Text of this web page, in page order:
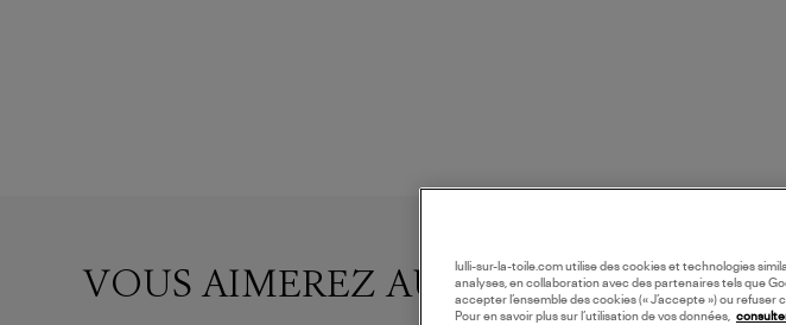
VOUS AIMEREZ AUSSIlulli-sur-la-toile.com utilise des cookies et technologies
analyses, en collaboration avec des partenaires tels que
accepter l’ensemble des cookies (« J’accepte ») ou
Pour en savoir plus sur l’utilisation de vos données,